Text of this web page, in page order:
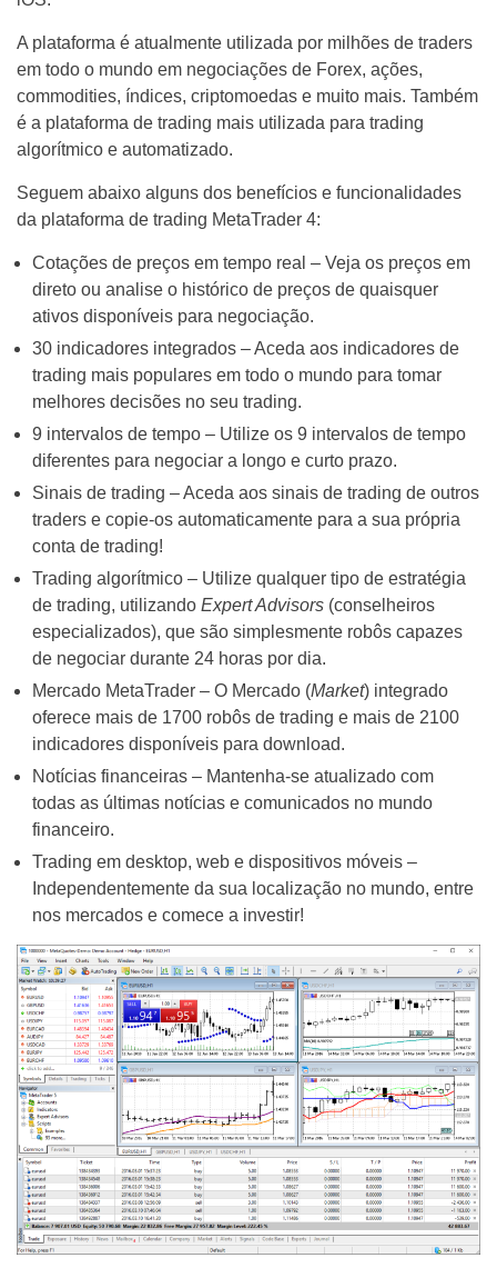
A plataforma é atualmente utilizada por milhões de traders
em todo o mundo em negociações de Forex, ações,
commodities, índices, criptomoedas e muito mais. Também
é a plataforma de trading mais utilizada para trading
algorítmico e automatizado.
Seguem abaixo alguns dos benefícios e funcionalidades
da plataforma de trading MetaTrader 4:
Cotações de preços em tempo real – Veja os preços em
direto ou analise o histórico de preços de quaisquer
ativos disponíveis para negociação.
30 indicadores integrados – Aceda aos indicadores de
trading mais populares em todo o mundo para tomar
melhores decisões no seu trading.
9 intervalos de tempo – Utilize os 9 intervalos de tempo
diferentes para negociar a longo e curto prazo.
Sinais de trading – Aceda aos sinais de trading de outros
traders e copie-os automaticamente para a sua própria
conta de trading!
Trading algorítmico – Utilize qualquer tipo de estratégia
de trading, utilizando Expert Advisors (conselheiros
especializados), que são simplesmente robôs capazes
de negociar durante 24 horas por dia.
Mercado MetaTrader – O Mercado (Market) integrado
oferece mais de 1700 robôs de trading e mais de 2100
indicadores disponíveis para download.
Notícias financeiras – Mantenha-se atualizado com
todas as últimas notícias e comunicados no mundo
financeiro.
Trading em desktop, web e dispositivos móveis –
Independentemente da sua localização no mundo, entre
nos mercados e comece a investir!